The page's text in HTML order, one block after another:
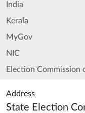
India
Kerala
MyGov
NIC
Election Commission
Address
State Election